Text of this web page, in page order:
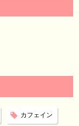
カフェイン